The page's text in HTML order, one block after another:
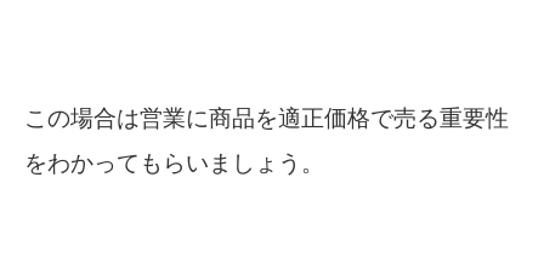
この場合は営業に商品を適正価格で売る重要性
をわかってもらいましょう。